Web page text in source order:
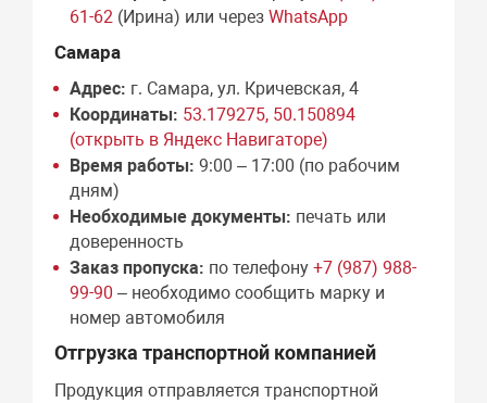
61-62 (Ирина) или черезWhatsApp
Самара
Адрес: г. Самара, ул. Кричевская, 4
Координаты: 53.179275, 50.150894
(открыть в Яндекс Навигаторе)
Время работы: 9:00 – 17:00 (по рабочим
дням)
Необходимые документы: печать или
доверенность
Заказ пропуска: по телефону+7 (987) 988-
99-90 – необходимо сообщить марку и
номер автомобиля
Отгрузка транспортной компанией
Продукция отправляется транспортной